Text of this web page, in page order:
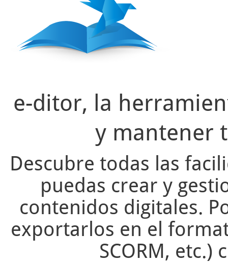
e-ditor, la
y mantener
Descubre todas las
puedas crear y
contenidos digitales.
exportarlos en el
SCORM, etc.)